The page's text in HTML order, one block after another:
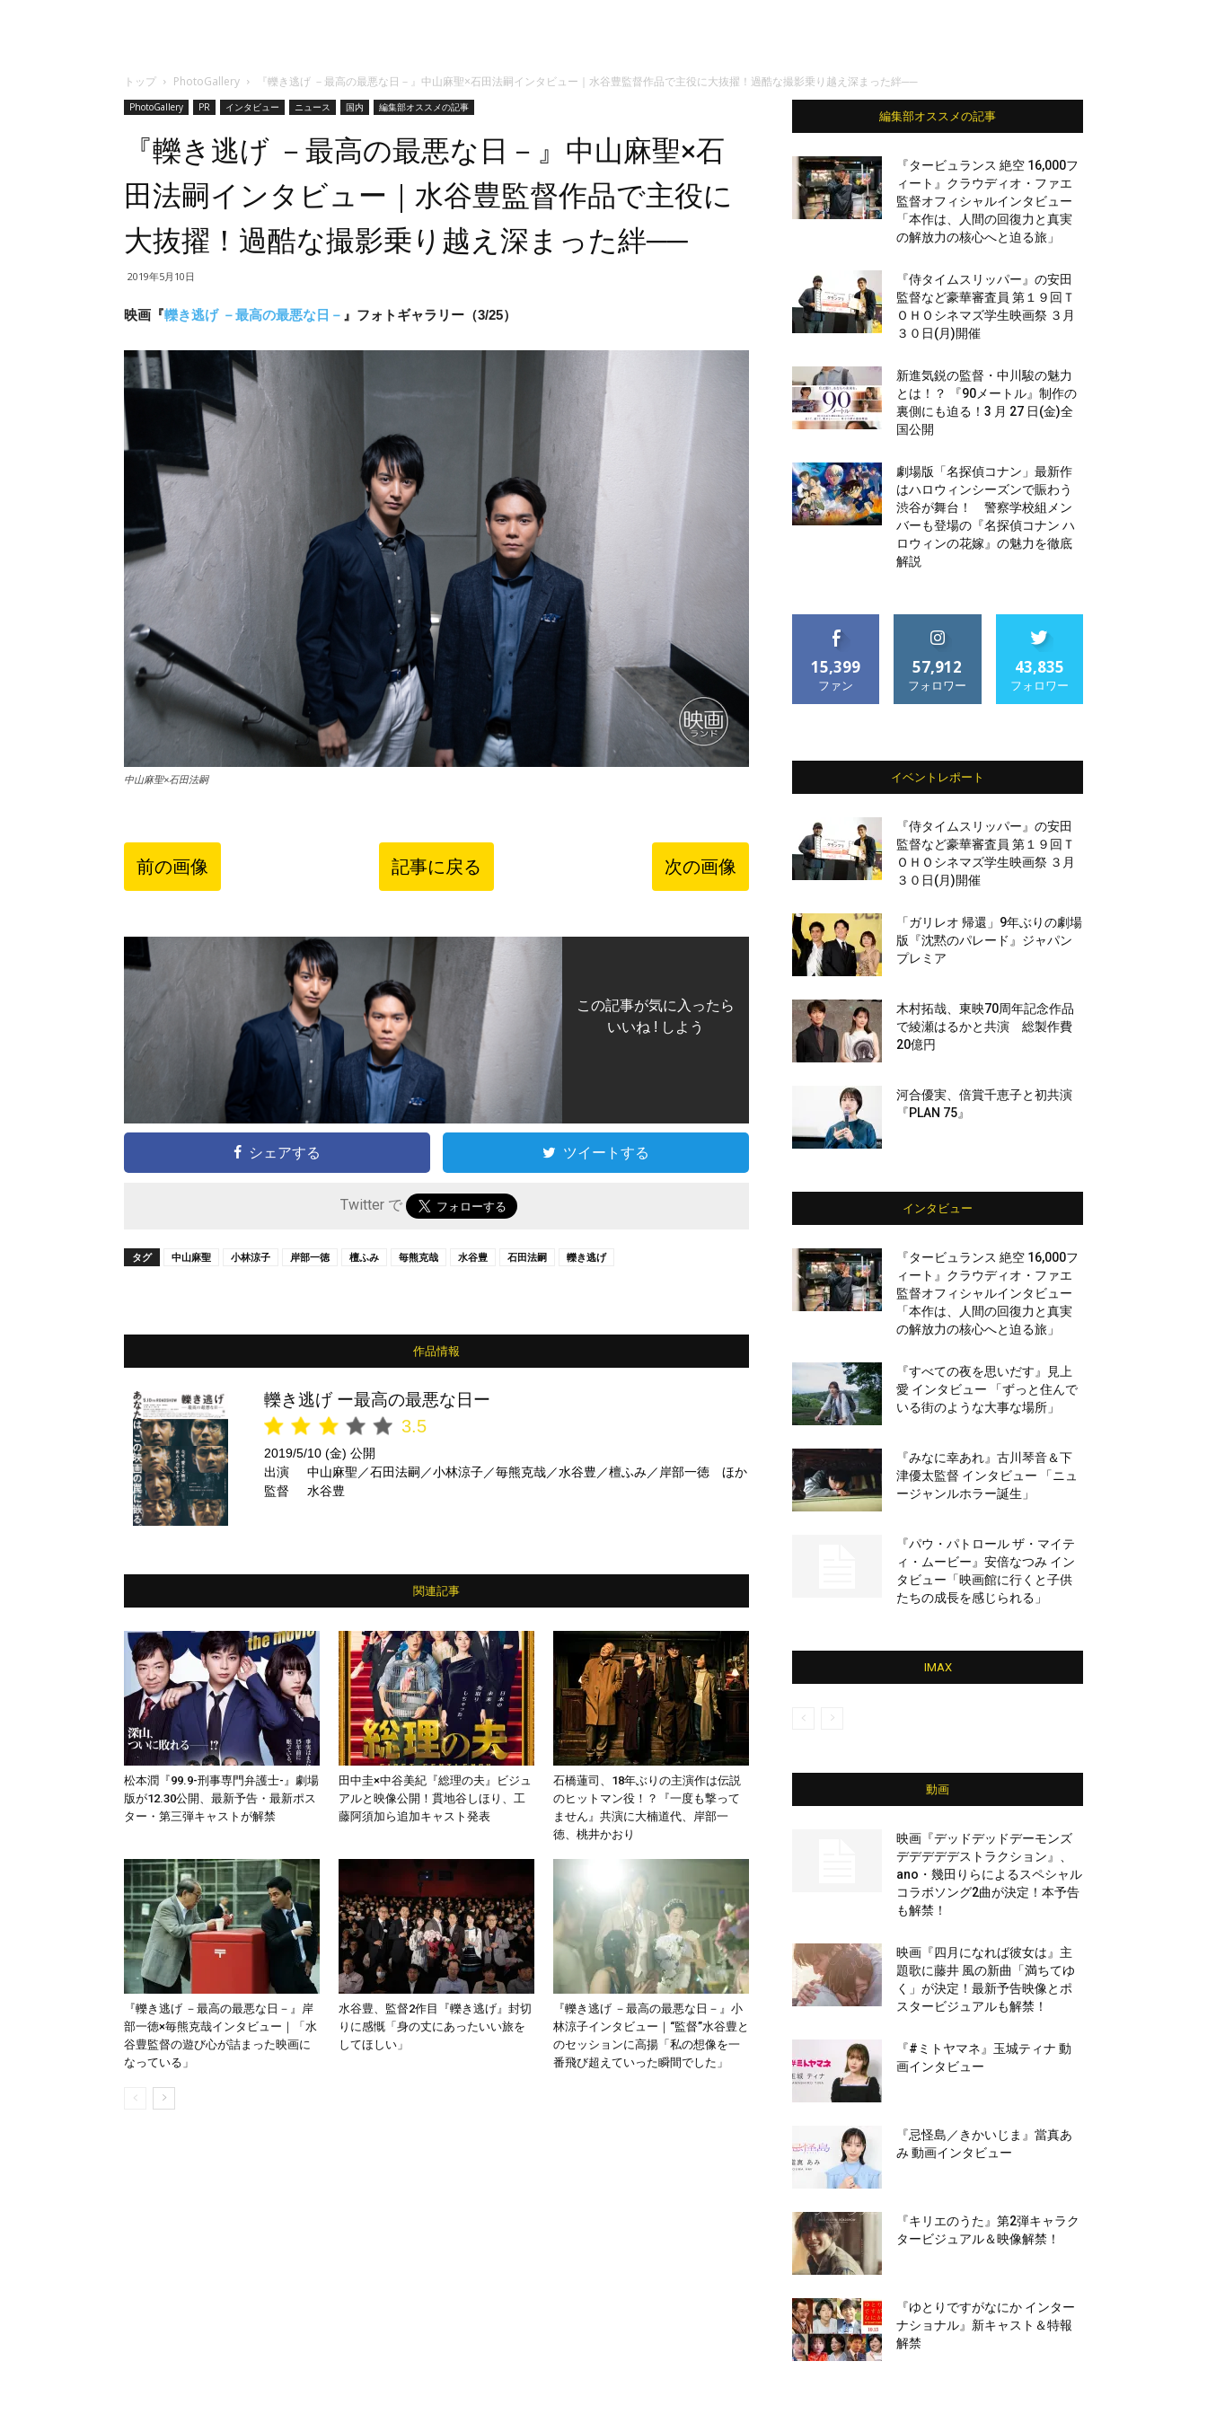
トップ PhotoGallery 『轢き逃げ －最高の最悪な日－』中山麻聖×石田法嗣インタビュー｜水谷豊監督作品で主役に大抜擢！過酷な撮影乗り越え深まった絆──
PhotoGallery PR インタビュー ニュース 国内 編集部オススメの記事
『轢き逃げ －最高の最悪な日－』中山麻聖×石
田法嗣インタビュー｜水谷豊監督作品で主役に
大抜擢！過酷な撮影乗り越え深まった絆──
2019年5月10日
映画『轢き逃げ －最高の最悪な日－ 』フォトギャラリー（3/25）
中山麻聖×石田法嗣
前の画像 記事に戻る 次の画像
この記事が気に入ったら
いいね ! しよう
シェアする ツイートする
Twitter で
タグ 中山麻聖 小林涼子 岸部一徳 檀ふみ 毎熊克哉 水谷豊 石田法嗣 轢き逃げ
作品情報
轢き逃げ ー最高の最悪な日ー
3.5
2019/5/10 (金) 公開
出演
中山麻聖／石田法嗣／小林涼子／毎熊克哉／水谷豊／檀ふみ／岸部一徳 ほか
監督
水谷豊
関連記事
松本潤『99.9-刑事専門弁護士-』劇場
版が12.30公開、最新予告・最新ポス
ター・第三弾キャストが解禁
田中圭×中谷美紀『総理の夫』ビジュ
アルと映像公開！貫地谷しほり、工
藤阿須加ら追加キャスト発表
石橋蓮司、18年ぶりの主演作は伝説
のヒットマン役！？『一度も撃って
ません』共演に大楠道代、岸部一
徳、桃井かおり
『轢き逃げ －最高の最悪な日－』岸
部一徳×毎熊克哉インタビュー｜「水
谷豊監督の遊び心が詰まった映画に
なっている」
水谷豊、監督2作目『轢き逃げ』封切
りに感慨「身の丈にあったいい旅を
してほしい」
『轢き逃げ －最高の最悪な日－』小
林涼子インタビュー｜“監督”水谷豊と
のセッションに高揚「私の想像を一
番飛び超えていった瞬間でした」
編集部オススメの記事
『タービュランス 絶空 16,000フ
ィート』クラウディオ・ファエ
監督オフィシャルインタビュー
「本作は、人間の回復力と真実
の解放力の核心へと迫る旅」
『侍タイムスリッパー』の安田
監督など豪華審査員 第１９回Ｔ
ＯＨＯシネマズ学生映画祭 ３月
３０日(月)開催
新進気鋭の監督・中川駿の魅力
とは！？ 『90メートル』制作の
裏側にも迫る！3 月 27 日(金)全
国公開
劇場版「名探偵コナン」最新作
はハロウィンシーズンで賑わう
渋谷が舞台！ 警察学校組メン
バーも登場の『名探偵コナン ハ
ロウィンの花嫁』の魅力を徹底
解説
15,399
ファン
57,912
フォロワー
43,835
フォロワー
イベントレポート
『侍タイムスリッパー』の安田
監督など豪華審査員 第１９回Ｔ
ＯＨＯシネマズ学生映画祭 ３月
３０日(月)開催
「ガリレオ 帰還」9年ぶりの劇場
版『沈黙のパレード』ジャパン
プレミア
木村拓哉、東映70周年記念作品
で綾瀬はるかと共演 総製作費
20億円
河合優実、倍賞千恵子と初共演
『PLAN 75』
インタビュー
『タービュランス 絶空 16,000フ
ィート』クラウディオ・ファエ
監督オフィシャルインタビュー
「本作は、人間の回復力と真実
の解放力の核心へと迫る旅」
『すべての夜を思いだす』見上
愛 インタビュー 「ずっと住んで
いる街のような大事な場所」
『みなに幸あれ』古川琴音＆下
津優太監督 インタビュー 「ニュ
ージャンルホラー誕生」
『パウ・パトロール ザ・マイテ
ィ・ムービー』安倍なつみ イン
タビュー「映画館に行くと子供
たちの成長を感じられる」
IMAX
動画
映画『デッドデッドデーモンズ
デデデデデストラクション』、
ano・幾田りらによるスペシャル
コラボソング2曲が決定！本予告
も解禁！
映画『四月になれば彼女は』主
題歌に藤井 風の新曲「満ちてゆ
く」が決定！最新予告映像とポ
スタービジュアルも解禁！
『#ミトヤマネ』玉城ティナ 動
画インタビュー
『忌怪島／きかいじま』當真あ
み 動画インタビュー
『キリエのうた』第2弾キャラク
タービジュアル＆映像解禁！
『ゆとりですがなにか インター
ナショナル』新キャスト＆特報
解禁